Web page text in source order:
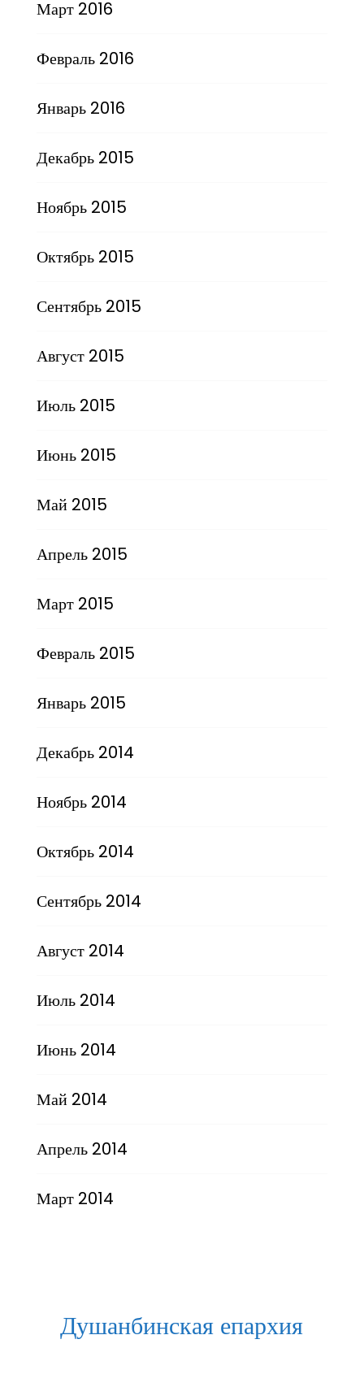
Март 2016
Февраль 2016
Январь 2016
Декабрь 2015
Ноябрь 2015
Октябрь 2015
Сентябрь 2015
Август 2015
Июль 2015
Июнь 2015
Май 2015
Апрель 2015
Март 2015
Февраль 2015
Январь 2015
Декабрь 2014
Ноябрь 2014
Октябрь 2014
Сентябрь 2014
Август 2014
Июль 2014
Июнь 2014
Май 2014
Апрель 2014
Март 2014
Душанбинская епархия